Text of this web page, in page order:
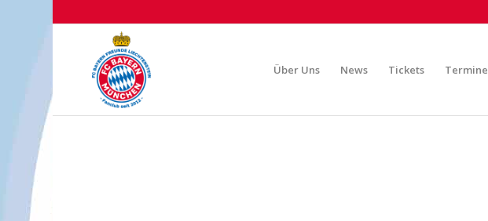
Über Uns News Tickets Termine